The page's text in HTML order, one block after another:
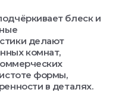
блеск и
делают
комнат,
формы,
в деталях.